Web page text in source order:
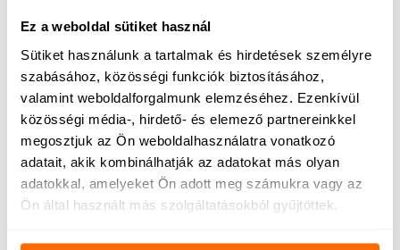
Ez a weboldal sütiket használ
Sütiket használunk a tartalmak és hirdetések személyre
szabásához, közösségi funkciók biztosításához,
valamint weboldalforgalmunk elemzéséhez. Ezenkívül
közösségi média-, hirdető- és elemező partnereinkkel
megosztjuk az Ön weboldalhasználatra vonatkozó
adatait, akik kombinálhatják az adatokat más olyan
adatokkal, amelyeket Ön adott meg számukra vagy az
Ön által használt más szolgáltatásokból gyűjtöttek.
egészség szempontjából, és a magnézium-L-
treonát hozzájárulhat a jobb alvásminőséghez. A
magnézium kritikus szerepet játszik a
neurotranszmitterek és a melatonin, az alvás-
ébrenlét ciklusokat szabályozó hormon
szabályozásában. Az agy magnéziumszintjének
növelésével a magnézium-L-treonát hozzájárulhat
az alvás kezdetének, időtartamának és